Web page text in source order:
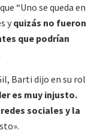
“Uno se queda en
y quizás no fueron
que podrían
Barti dijo en su rol
es muy injusto.
sociales y la